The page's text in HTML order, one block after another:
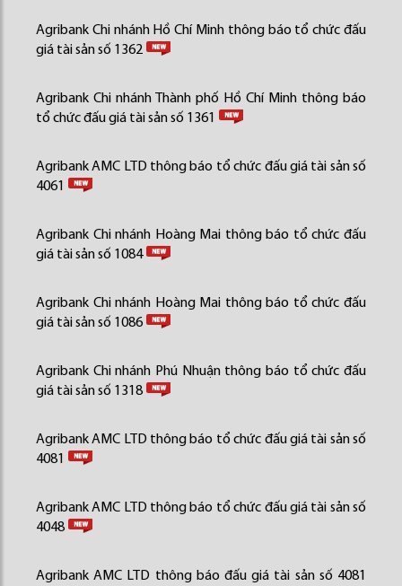
Agribank Chi nhánh Hồ Chí Minh thông báo tổ chức đấu
giá tài sản số 1362
Agribank Chi nhánh Thành phố Hồ Chí Minh thông báo
tổ chức đấu giá tài sản số 1361
Agribank AMC LTD thông báo tổ chức đấu giá tài sản số
4061
Agribank Chi nhánh Hoàng Mai thông báo tổ chức đấu
giá tài sản số 1084
Agribank Chi nhánh Hoàng Mai thông báo tổ chức đấu
giá tài sản số 1086
Agribank Chi nhánh Phú Nhuận thông báo tổ chức đấu
giá tài sản số 1318
Agribank AMC LTD thông báo tổ chức đấu giá tài sản số
4081
Agribank AMC LTD thông báo tổ chức đấu giá tài sản số
4048
Agribank AMC LTD thông báo đấu giá tài sản số 4081